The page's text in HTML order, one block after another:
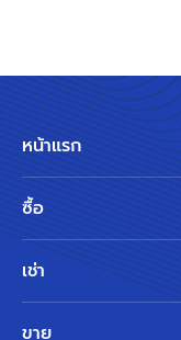
หน้าแรก
ซื้อ
เช่า
ขาย